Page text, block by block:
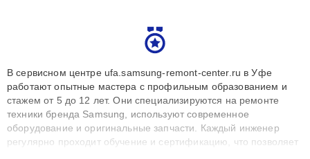
В сервисном центре ufa.samsung-remont-center.ru в Уфе
работают опытные мастера с профильным образованием и
стажем от 5 до 12 лет. Они специализируются на ремонте
техники бренда Samsung, используют современное
оборудование и оригинальные запчасти. Каждый инженер
регулярно проходит обучение и сертификацию, что позволяет